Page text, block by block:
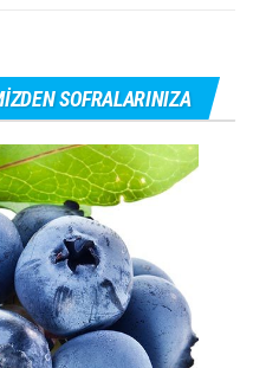
SOFRALARINIZA